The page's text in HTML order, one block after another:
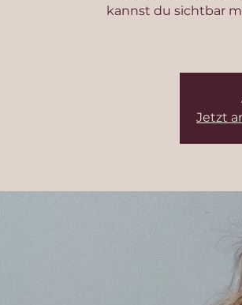
kannst du sichtbar
Jetzt